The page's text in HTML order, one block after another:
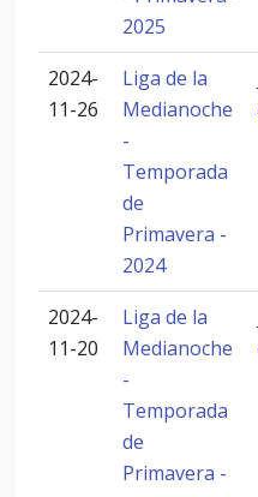
2025
2024-
11-26
Liga de la
Medianoche
-
Temporada
de
Primavera -
2024
2024-
11-20
Liga de la
Medianoche
-
Temporada
de
Primavera -